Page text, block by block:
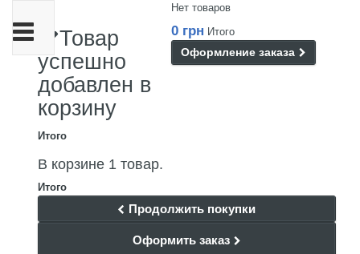
Нет товаров
0 грн Итого
Оформление заказа
Товар
успешно
добавлен в
корзину
Итого
В корзине 1 товар.
Итого
Продолжить покупки
Оформить заказ
Переключить
навигации